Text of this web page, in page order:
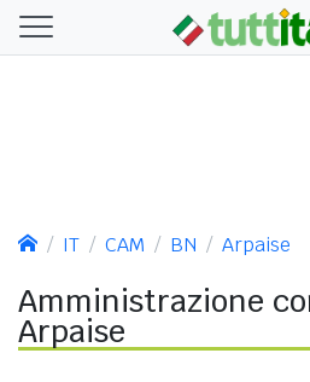
IT CAM BN Arpaise
Amministrazione
Arpaise